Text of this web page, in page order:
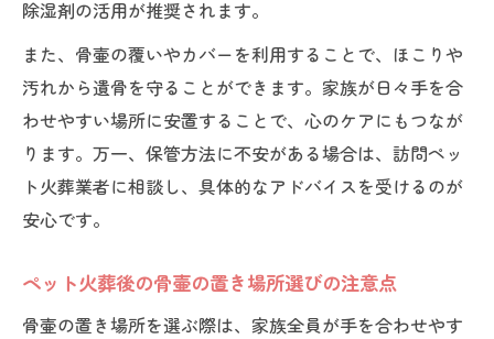
除湿剤の活用が推奨されます。
また、骨壷の覆いやカバーを利用することで、ほこりや
汚れから遺骨を守ることができます。家族が日々手を合
わせやすい場所に安置することで、心のケアにもつなが
ります。万一、保管方法に不安がある場合は、訪問ペッ
ト火葬業者に相談し、具体的なアドバイスを受けるのが
安心です。
ペット火葬後の骨壷の置き場所選びの注意点
骨壷の置き場所を選ぶ際は、家族全員が手を合わせやす